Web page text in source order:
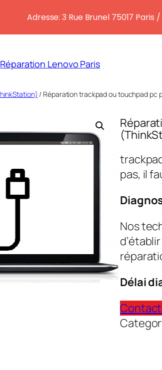
Réparation Lenovo Paris
/ Réparation trackpad ou touchpad pc
pas, il
Nos
Délai
Adresse: 3 Rue Brunel 75017 Paris